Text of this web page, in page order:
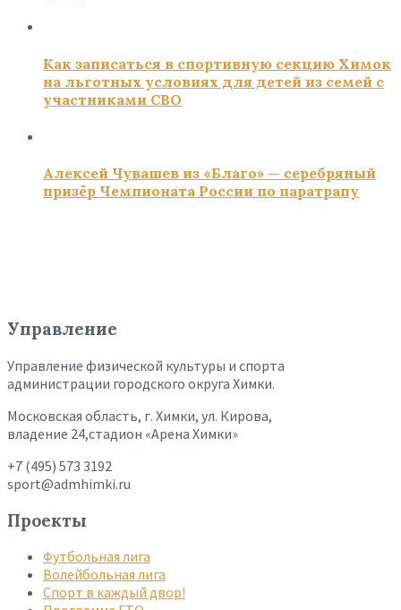
Как записаться в спортивную секцию Химок
на льготных условиях для детей из семей с
участниками СВО
Алексей Чувашев из «Благо» — серебряный
призёр Чемпионата России по паратрапу
Управление
Управление физической культуры и спорта
администрации городского округа Химки.
Московская область, г. Химки, ул. Кирова,
владение 24,стадион «Арена Химки»
+7 (495) 573 3192
sport@admhimki.ru
Проекты
Футбольная лига
Волейбольная лига
Спорт в каждый двор!